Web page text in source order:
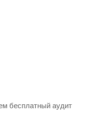
бесплатный аудит